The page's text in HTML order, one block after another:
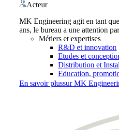
Acteur
MK Engineering agit en tant
ans, le bureau a une attention
Métiers et expertises
R&D et innovation
Etudes et
Distribution et
Education,
En savoir plussurMK